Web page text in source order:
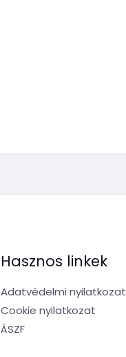
Hasznos linkek
Adatvédelmi nyilatkozat
Cookie nyilatkozat
ÁSZF